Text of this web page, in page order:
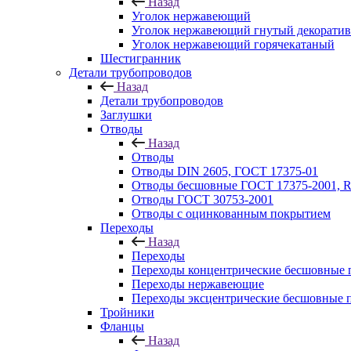
Уголок нержавеющий
Уголок нержавеющий гнутый
Уголок нержавеющий горячекатаный
Шестигранник
Детали трубопроводов
Назад
Детали трубопроводов
Заглушки
Отводы
Назад
Отводы
Отводы DIN 2605, ГОСТ 17375-01
Отводы бесшовные ГОСТ 17375-2001,
Отводы ГОСТ 30753-2001
Отводы с оцинкованным покрытием
Переходы
Назад
Переходы
Переходы концентрические бесшовные
Переходы нержавеющие
Переходы эксцентрические бесшовные
Тройники
Фланцы
Назад